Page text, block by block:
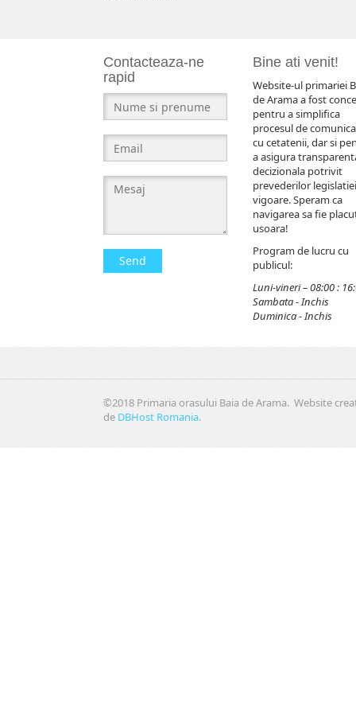
Contacteaza-ne
rapid
Send
Bine ati venit!
Website-ul primariei
de Arama a fost
pentru a simplifica
procesul de
cu cetatenii, dar si
a asigura
decizionala potrivit
prevederilor
vigoare. Speram ca
navigarea sa fie
usoara!
Program de lucru cu
publicul:
Luni-vineri – 08:00 :
Sambata - Inchis
Duminica - Inchis
©2018 Primaria orasului Baia de Arama. Website
de DBHost Romania.